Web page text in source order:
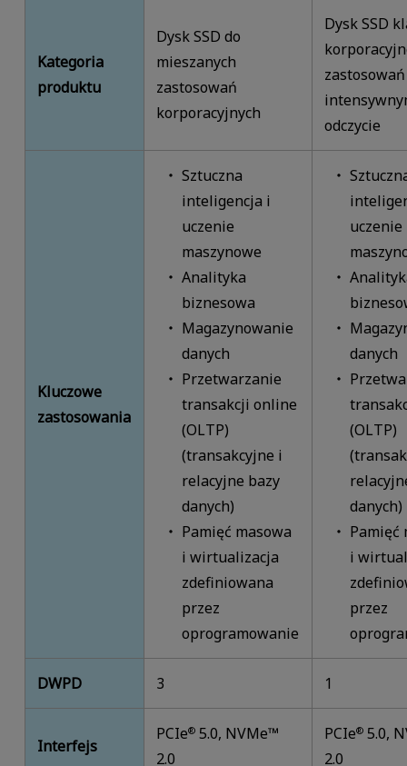
Kategoria
produktu
Dysk SSD do
mieszanych
zastosowań
korporacyjnych
Dysk SSD
odczycie
Kluczowe
zastosowania
Sztuczna
inteligencja i
uczenie
maszynowe
Analityka
biznesowa
Magazynowanie
danych
Przetwarzanie
transakcji online
(OLTP)
(transakcyjne i
relacyjne bazy
danych)
Pamięć masowa
i wirtualizacja
zdefiniowana
przez
oprogramowanie
uczenie
danych
(OLTP)
danych)
Pamięć
i
przez
DWPD 3 1
Interfejs
PCIe® 5.0, NVMe™
2.0
PCIe® 5.0,
2.0